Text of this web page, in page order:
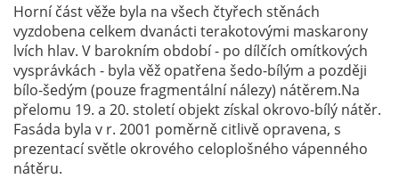
Horní část věže byla na všech čtyřech stěnách
vyzdobena celkem dvanácti terakotovými maskarony
lvích hlav. V barokním období - po dílčích omítkových
vysprávkách - byla věž opatřena šedo-bílým a později
bílo-šedým (pouze fragmentální nálezy) nátěrem.Na
přelomu 19. a 20. století objekt získal okrovo-bílý nátěr.
Fasáda byla v r. 2001 poměrně citlivě opravena, s
prezentací světle okrového celoplošného vápenného
nátěru.